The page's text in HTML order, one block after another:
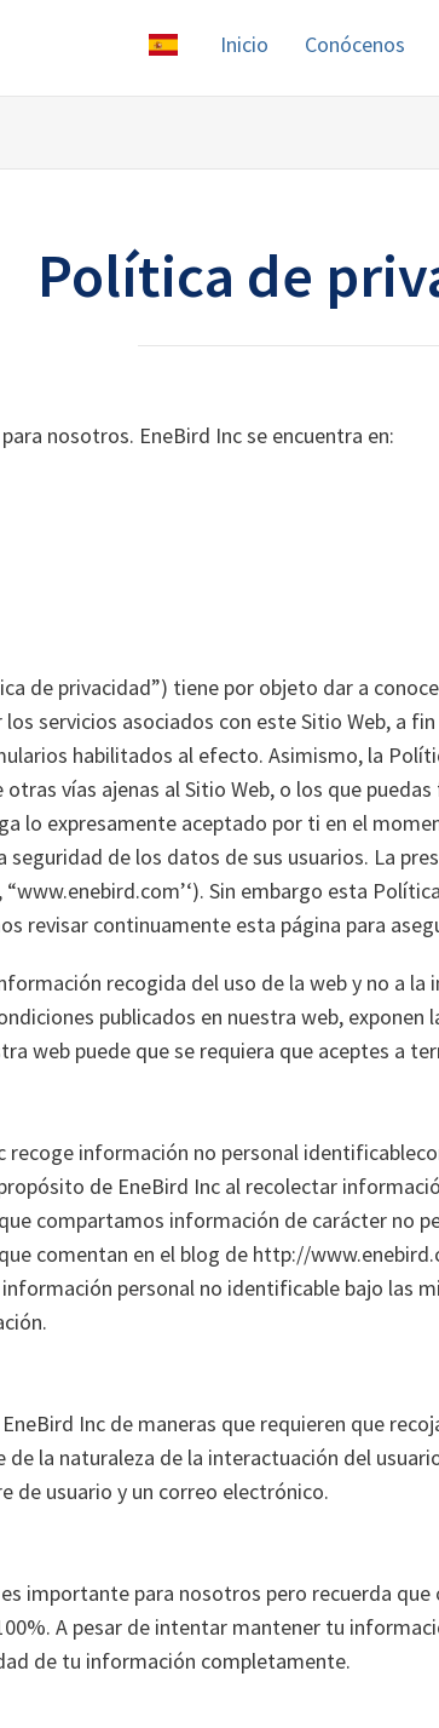
Inicio Conócenos
Política de
nosotros. EneBird Inc se encuentra en:
de privacidad”) tiene por objeto dar a
servicios asociados con este Sitio Web, a
habilitados al efecto. Asimismo, la
vías ajenas al Sitio Web, o los que
lo expresamente aceptado por ti en el
de los datos de sus usuarios. La
Sin embargo esta
revisar continuamente esta página para
recogida del uso de la web y no a
publicados en nuestra web,
web puede que se requiera que aceptes a
recoge información no personal
de EneBird Inc al recolectar
compartamos información de carácter no
comentan en el blog de http://
personal no identificable bajo las
Inc de maneras que requieren que
la naturaleza de la interactuación del
de usuario y un correo electrónico.
importante para nosotros pero recuerda
A pesar de intentar mantener tu
de tu información completamente.